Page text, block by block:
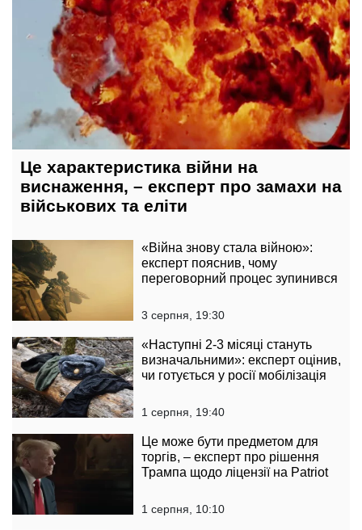
Це характеристика війни на
виснаження, – експерт про замахи на
військових та еліти
«Війна знову стала війною»:
експерт пояснив, чому
переговорний процес зупинився
3 серпня, 19:30
«Наступні 2-3 місяці стануть
визначальними»: експерт оцінив,
чи готується у росії мобілізація
1 серпня, 19:40
Це може бути предметом для
торгів, – експерт про рішення
Трампа щодо ліцензії на Patriot
1 серпня, 10:10